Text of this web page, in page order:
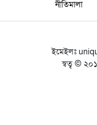
নীতিমালা
ইমেইলঃ
স্বত্ব ©